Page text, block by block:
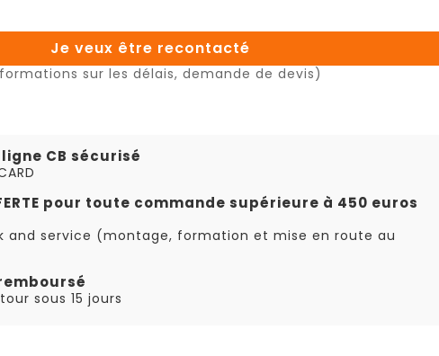
Je veux être recontacté
sur les délais, demande de devis)
CB sécurisé
pour toute commande supérieure à 450 euros
and service (montage, formation et mise en route au
sous 15 jours